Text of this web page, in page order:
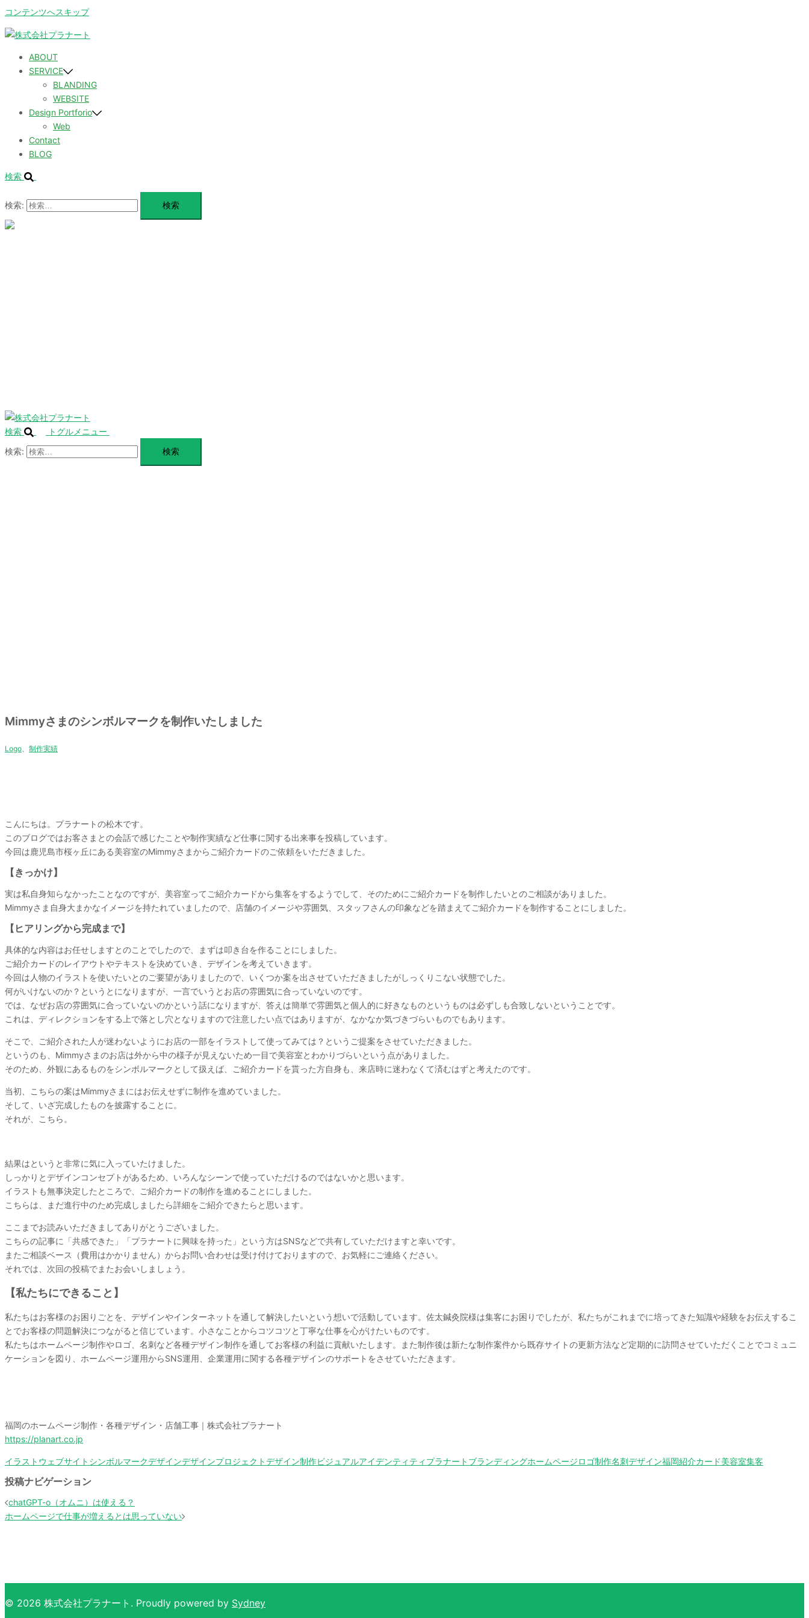
コンテンツへスキップ
ABOUT
SERVICE
BLANDING
WEBSITE
Design Portforio
Web
Contact
BLOG
検索
検索:
検索
トグルメニュー
検索:
Mimmyさまのシンボルマークを制作いたしました
Logo 制作実績
こんにちは。プラナートの松木です。
このブログではお客さまとの会話で感じたことや制作実績など仕事に関する出来事を投稿しています。
今回は鹿児島市桜ヶ丘にある美容室のMimmyさまからご紹介カードのご依頼をいただきました。
【きっかけ】
実は私自身知らなかったことなのですが、美容室ってご紹介カードから集客をするようでして、そのためにご紹介カードを制作したいとのご相談がありました。
Mimmyさま自身大まかなイメージを持たれていましたので、店舗のイメージや雰囲気、スタッフさんの印象などを踏まえてご紹介カードを制作することにしました。
【ヒアリングから完成まで】
具体的な内容はお任せしますとのことでしたので、まずは叩き台を作ることにしました。
ご紹介カードのレイアウトやテキストを決めていき、デザインを考えていきます。
今回は人物のイラストを使いたいとのご要望がありましたので、いくつか案を出させていただきましたがしっくりこない状態でした。
何がいけないのか？というとになりますが、一言でいうとお店の雰囲気に合っていないのです。
では、なぜお店の雰囲気に合っていないのかという話になりますが、答えは簡単で雰囲気と個人的に好きなものというものは必ずしも合致しないということです。
これは、ディレクションをする上で落とし穴となりますので注意したい点ではありますが、なかなか気づきづらいものでもあります。
そこで、ご紹介された人が迷わないようにお店の一部をイラストして使ってみては？というご提案をさせていただきました。
というのも、Mimmyさまのお店は外から中の様子が見えないため一目で美容室とわかりづらいという点がありました。
そのため、外観にあるものをシンボルマークとして扱えば、ご紹介カードを貰った方自身も、来店時に迷わなくて済むはずと考えたのです。
当初、こちらの案はMimmyさまにはお伝えせずに制作を進めていました。
そして、いざ完成したものを披露することに。
それが、こちら。
結果はというと非常に気に入っていたけました。
しっかりとデザインコンセプトがあるため、いろんなシーンで使っていただけるのではないかと思います。
イラストも無事決定したところで、ご紹介カードの制作を進めることにしました。
こちらは、まだ進行中のため完成しましたら詳細をご紹介できたらと思います。
ここまでお読みいただきましてありがとうございました。
こちらの記事に「共感できた」「プラナートに興味を持った」という方はSNSなどで共有していただけますと幸いです。
またご相談ベース（費用はかかりません）からお問い合わせは受け付けておりますので、お気軽にご連絡ください。
それでは、次回の投稿でまたお会いしましょう。
【私たちにできること】
私たちはお客様のお困りごとを、デザインやインターネットを通して解決したいという想いで活動しています。佐太鍼灸院様は集客にお困りでしたが、私たちがこれまでに培ってきた知識や経験をお伝えするこ
とでお客様の問題解決につながると信じています。小さなことからコツコツと丁寧な仕事を心がけたいものです。
私たちはホームページ制作やロゴ、名刺など各種デザイン制作を通してお客様の利益に貢献いたします。また制作後は新たな制作案件から既存サイトの更新方法など定期的に訪問させていただくことでコミュニ
ケーションを図り、ホームページ運用からSNS運用、企業運用に関する各種デザインのサポートをさせていただきます。
福岡のホームページ制作・各種デザイン・店舗工事｜株式会社プラナート
https://planart.co.jp
イラスト ウェブサイト シンボルマークデザインデザインプロジェクトデザイン制作ビジュアルアイデンティティ プラナート ブランディングホームページロゴ制作名刺デザイン福岡紹介カード美容室集客
投稿ナビゲーション
chatGPT-o（オムニ）は使える？
ホームページで仕事が増えるとは思っていない
© 2026 株式会社プラナート. Proudly powered by Sydney